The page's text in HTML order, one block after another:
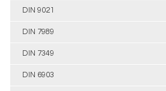
DIN 9021
DIN 7989
DIN 7349
DIN 6903